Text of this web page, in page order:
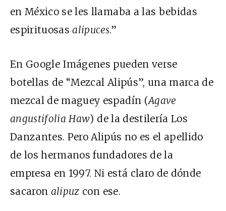
en México se les llamaba a las bebidas
espirituosasalipuces.”
En Google Imágenes pueden verse
botellas de “Mezcal Alipús”, una marca de
mezcal de maguey espadín (Agave
angustifolia Haw) de la destilería Los
Danzantes. Pero Alipús no es el apellido
de los hermanos fundadores de la
empresa en 1997. Ni está claro de dónde
sacaron alipuz con ese.